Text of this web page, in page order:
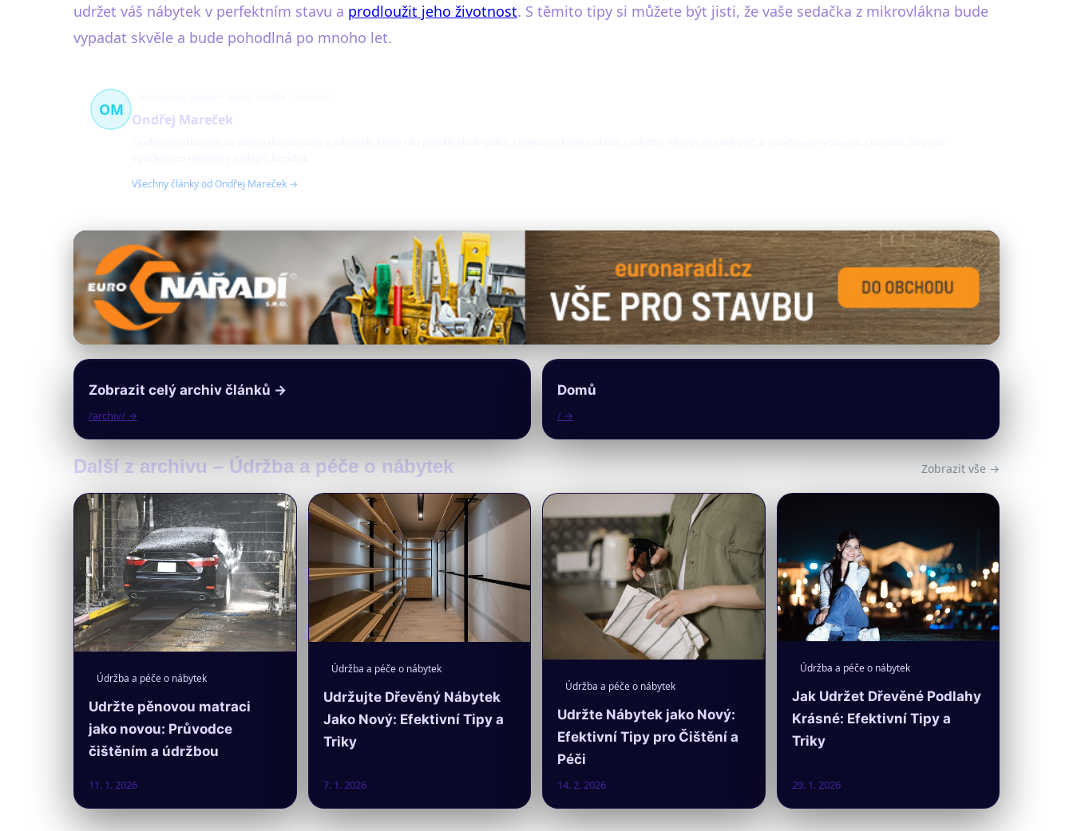
udržet váš nábytek v perfektním stavu a prodloužit jeho životnost. S těmito tipy si můžete být jisti, že vaše sedačka z mikrovlákna bude
vypadat skvěle a bude pohodlná po mnoho let.
OM
Ondřej Mareček
Všechny články od Ondřej Mareček →
Zobrazit celý archiv článků →
/archiv/ →
Domů
/ →
Další z archivu – Údržba a péče o nábytek Zobrazit vše →
Údržba a péče o nábytek
Udržte pěnovou matraci
jako novou: Průvodce
čištěním a údržbou
11. 1. 2026
Údržba a péče o nábytek
Udržujte Dřevěný Nábytek
Jako Nový: Efektivní Tipy a
Triky
7. 1. 2026
Údržba a péče o nábytek
Udržte Nábytek jako Nový:
Efektivní Tipy pro Čištění a
Péči
14. 2. 2026
Údržba a péče o nábytek
Jak Udržet Dřevěné Podlahy
Krásné: Efektivní Tipy a
Triky
29. 1. 2026